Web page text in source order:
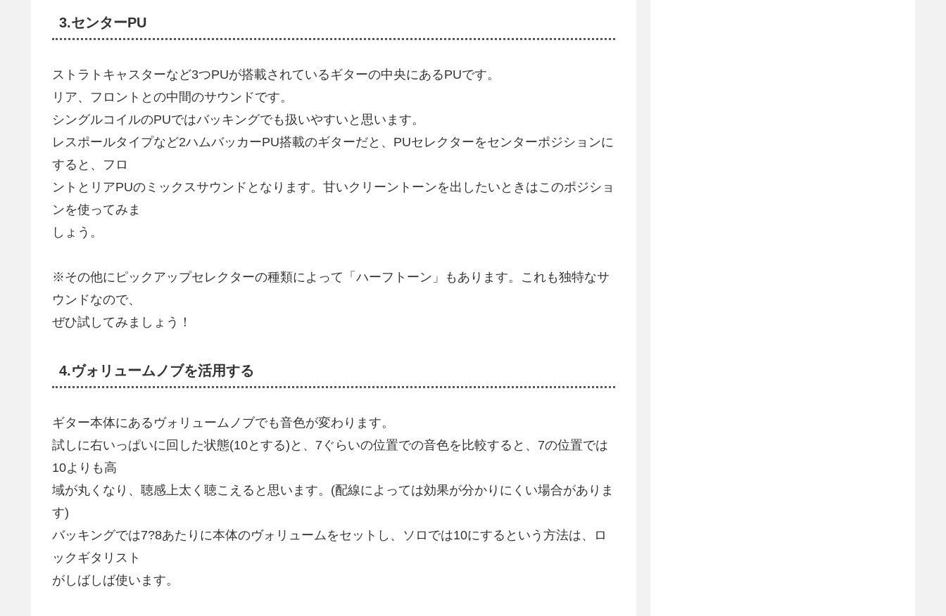
3.センターPU
ストラトキャスターなど3つPUが搭載されているギターの中央にあるPUです。
リア、フロントとの中間のサウンドです。
シングルコイルのPUではバッキングでも扱いやすいと思います。
レスポールタイプなど2ハムバッカーPU搭載のギターだと、PUセレクターをセンターポジションに
すると、フロ
ントとリアPUのミックスサウンドとなります。甘いクリーントーンを出したいときはこのポジショ
ンを使ってみま
しょう。
※その他にピックアップセレクターの種類によって「ハーフトーン」もあります。これも独特なサ
ウンドなので、
ぜひ試してみましょう！
4.ヴォリュームノブを活用する
ギター本体にあるヴォリュームノブでも音色が変わります。
試しに右いっぱいに回した状態(10とする)と、7ぐらいの位置での音色を比較すると、7の位置では
10よりも高
域が丸くなり、聴感上太く聴こえると思います。(配線によっては効果が分かりにくい場合がありま
す)
バッキングでは7?8あたりに本体のヴォリュームをセットし、ソロでは10にするという方法は、ロ
ックギタリスト
がしばしば使います。